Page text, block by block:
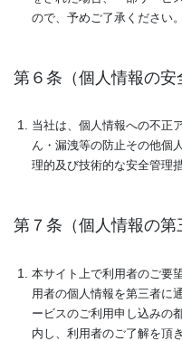
ので、予めご了承ください。
第６条（個人情報の安
当社は、個人情報への不正
ん・漏洩等の防止その他個
理的及び技術的な安全管理
第７条（個人情報の第
本サイト上で利用者のご要
用者の個人情報を第三者に
ービスのご利用申し込みの
内し、利用者のご了解を頂